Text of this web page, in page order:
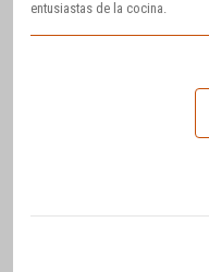
entusiastas de la cocina.